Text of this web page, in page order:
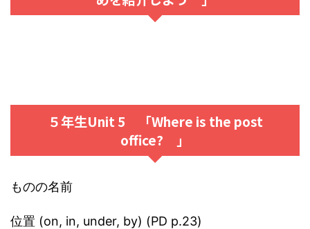
５年生Unit 5 「Where is the post
office? 」
ものの名前
位置 (on, in, under, by) (PD p.23)